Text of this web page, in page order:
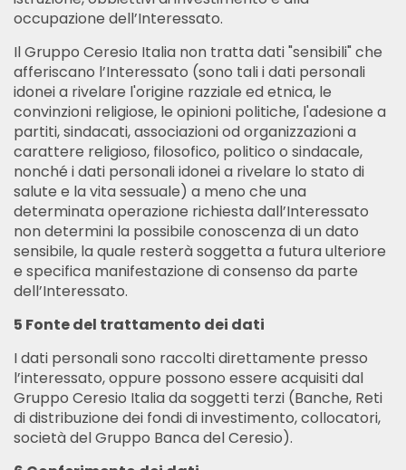
occupazione dell’Interessato.
Il Gruppo Ceresio Italia non tratta dati "sensibili" che
afferiscano l’Interessato (sono tali i dati personali
idonei a rivelare l'origine razziale ed etnica, le
convinzioni religiose, le opinioni politiche, l'adesione a
partiti, sindacati, associazioni od organizzazioni a
carattere religioso, filosofico, politico o sindacale,
nonché i dati personali idonei a rivelare lo stato di
salute e la vita sessuale) a meno che una
determinata operazione richiesta dall’Interessato
non determini la possibile conoscenza di un dato
sensibile, la quale resterà soggetta a futura ulteriore
e specifica manifestazione di consenso da parte
dell’Interessato.
5 Fonte del trattamento dei dati
I dati personali sono raccolti direttamente presso
l’interessato, oppure possono essere acquisiti dal
Gruppo Ceresio Italia da soggetti terzi (Banche, Reti
di distribuzione dei fondi di investimento, collocatori,
società del Gruppo Banca del Ceresio).